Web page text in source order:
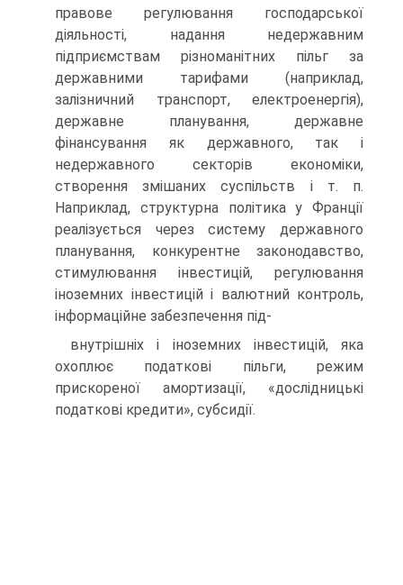
правове регулювання господарської
діяльності, надання недержавним
підприємствам різноманітних пільг за
державними тарифами (наприклад,
залізничний транспорт, електроенергія),
державне планування, державне
фінансування як державного, так і
недержавного секторів економіки,
створення змі­шаних суспільств і т. п.
Наприклад, структурна політика у Франції
реалізується через систему державного
планування, конкурентне законодавство,
стимулювання інвестицій, регулювання
іноземних інвестицій і валютний контроль,
інформаційне забезпечення під-
внутрішніх і іноземних інвестицій, яка
охоплює податкові пільги, режим
прискореної амортизації, «дослідницькі
податкові кредити», субсидії.